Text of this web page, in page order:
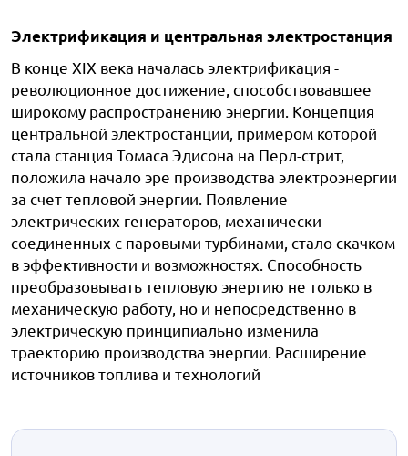
Электрификация и центральная электростанция
В конце XIX века началась электрификация -
революционное достижение, способствовавшее
широкому распространению энергии. Концепция
центральной электростанции, примером которой
стала станция Томаса Эдисона на Перл-стрит,
положила начало эре производства электроэнергии
за счет тепловой энергии. Появление
электрических генераторов, механически
соединенных с паровыми турбинами, стало скачком
в эффективности и возможностях. Способность
преобразовывать тепловую энергию не только в
механическую работу, но и непосредственно в
электрическую принципиально изменила
траекторию производства энергии. Расширение
источников топлива и технологий